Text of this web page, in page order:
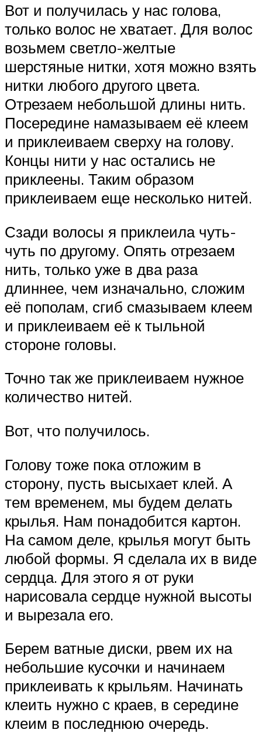
Вот и получилась у нас голова,
только волос не хватает. Для волос
возьмем светло-желтые
шерстяные нитки, хотя можно взять
нитки любого другого цвета.
Отрезаем небольшой длины нить.
Посередине намазываем её клеем
и приклеиваем сверху на голову.
Концы нити у нас остались не
приклеены. Таким образом
приклеиваем еще несколько нитей.
Сзади волосы я приклеила чуть-
чуть по другому. Опять отрезаем
нить, только уже в два раза
длиннее, чем изначально, сложим
её пополам, сгиб смазываем клеем
и приклеиваем её к тыльной
стороне головы.
Точно так же приклеиваем нужное
количество нитей.
Вот, что получилось.
Голову тоже пока отложим в
сторону, пусть высыхает клей. А
тем временем, мы будем делать
крылья. Нам понадобится картон.
На самом деле, крылья могут быть
любой формы. Я сделала их в виде
сердца. Для этого я от руки
нарисовала сердце нужной высоты
и вырезала его.
Берем ватные диски, рвем их на
небольшие кусочки и начинаем
приклеивать к крыльям. Начинать
клеить нужно с краев, в середине
клеим в последнюю очередь.